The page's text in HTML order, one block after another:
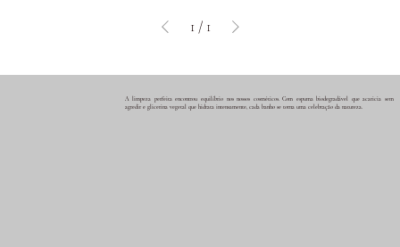
1 / 1
A limpeza perfeita encontrou equilíbrio nos nossos cosméticos. Com espuma biodegradável que acaricia sem
agredir e glicerina vegetal que hidrata intensamente, cada banho se torna uma celebração da natureza.